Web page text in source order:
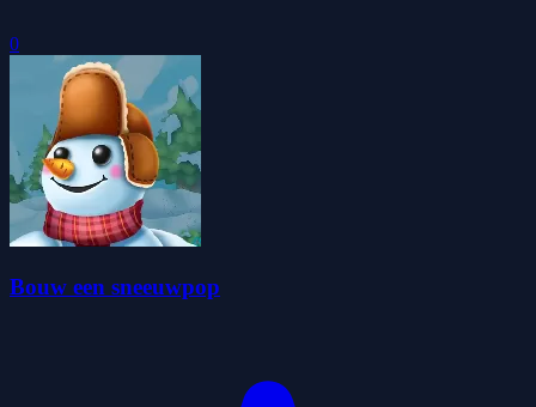
0
Bouw een sneeuwpop